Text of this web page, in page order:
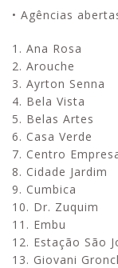
• Agências
1. Ana Rosa
2. Arouche
3. Ayrton Senna
4. Bela Vista
5. Belas Artes
6. Casa Verde
7. Centro
8. Cidade Jardim
9. Cumbica
10. Dr. Zuquim
11. Embu
12. Estação São
13. Giovani